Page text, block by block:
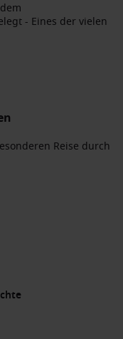
- Eines der vielen
Reise durch
Ihrer Reiseleitung
verbotene Stadt, wo
und